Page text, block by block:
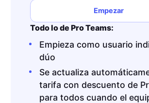
Empezar
Todo lo de Pro Teams:
Empieza como usuario
dúo
Se actualiza
tarifa con descuento de
para todos cuando el